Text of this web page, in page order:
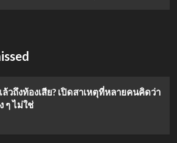
วถึงท้องเสีย? เปิดสาเหตุที่หลายคนคิดว่า
ๆ ไม่ใช่